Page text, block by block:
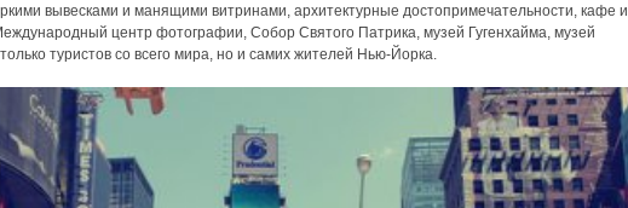
вывесками и манящими витринами, архитектурные достопримечательности, кафе и
центр фотографии, Собор Святого Патрика, музей Гугенхайма, музей
туристов со всего мира, но и самих жителей Нью-Йорка.